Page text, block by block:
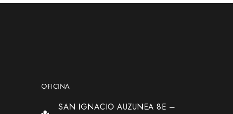
OFICINA
SAN IGNACIO AUZUNEA 8E –